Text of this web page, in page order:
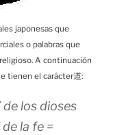
japonesas que
o palabras que
A continuación
tienen el carácter道:
de los dioses
de la fe =